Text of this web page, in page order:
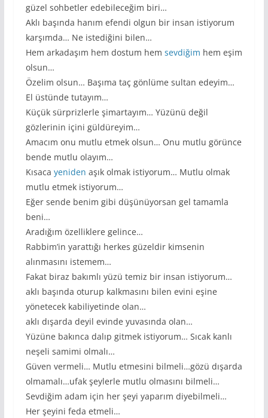
güzel sohbetler edebileceğim biri…
Aklı başında hanım efendi olgun bir insan istiyorum
karşımda… Ne istediğini bilen…
Hem arkadaşım hem dostum hem sevdiğim hem eşim
olsun…
Özelim olsun… Başıma taç gönlüme sultan edeyim…
El üstünde tutayım…
Küçük sürprizlerle şimartayım… Yüzünü değil
gözlerinin içini güldüreyim…
Amacım onu mutlu etmek olsun… Onu mutlu görünce
bende mutlu olayım…
Kısaca yeniden aşık olmak istiyorum… Mutlu olmak
mutlu etmek istiyorum…
Eğer sende benim gibi düşünüyorsan gel tamamla
beni…
Aradığım özelliklere gelince…
Rabbim’in yarattığı herkes güzeldir kimsenin
alınmasını istemem…
Fakat biraz bakımlı yüzü temiz bir insan istiyorum…
aklı başında oturup kalkmasını bilen evini eşine
yönetecek kabiliyetinde olan…
aklı dışarda deyil evinde yuvasında olan…
Yüzüne bakınca dalıp gitmek istiyorum… Sıcak kanlı
neşeli samimi olmalı…
Güven vermeli… Mutlu etmesini bilmeli…gözü dışarda
olmamalı…ufak şeylerle mutlu olmasını bilmeli…
Sevdiğim adam için her şeyi yaparım diyebilmeli…
Her şeyini feda etmeli…